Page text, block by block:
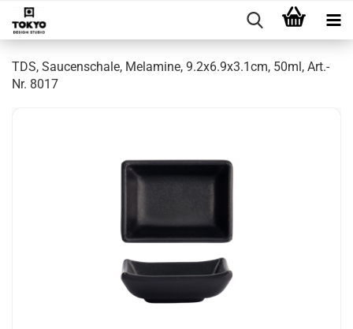
TDS, Saucenschale, Melamine, 9.2x6.9x3.1cm, 50ml, Art.-
Nr. 8017